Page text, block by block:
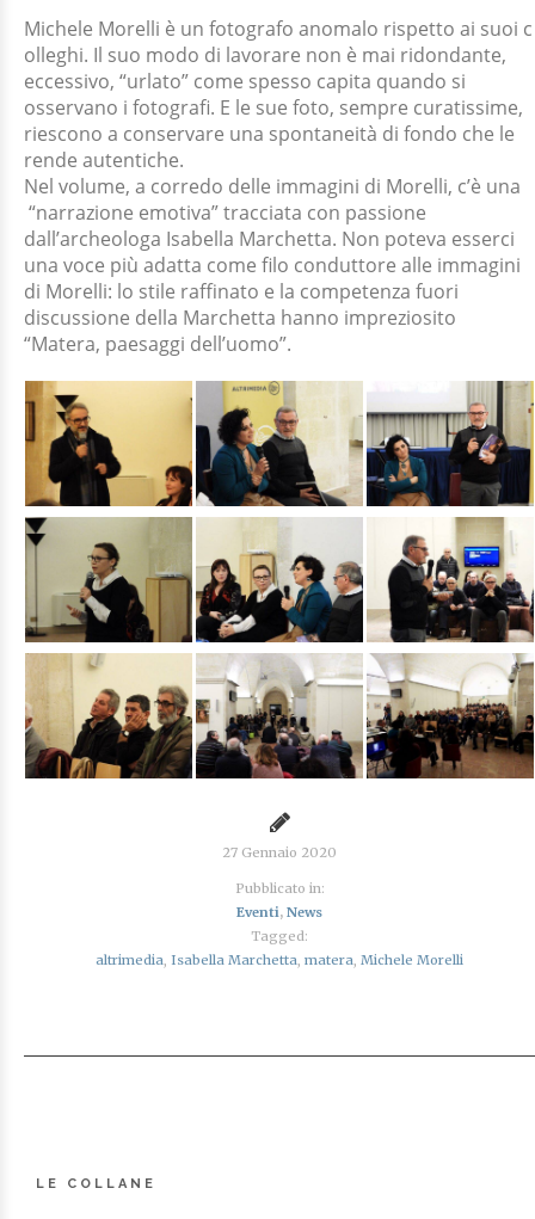
Michele Morelli è un fotografo anomalo rispetto ai suoi c
olleghi. Il suo modo di lavorare non è mai ridondante,
eccessivo, “urlato” come spesso capita quando si
osservano i fotografi. E le sue foto, sempre curatissime,
riescono a conservare una spontaneità di fondo che le
rende autentiche.
Nel volume, a corredo delle immagini di Morelli, c’è una
“narrazione emotiva” tracciata con passione
dall’archeologa Isabella Marchetta. Non poteva esserci
una voce più adatta come filo conduttore alle immagini
di Morelli: lo stile raffinato e la competenza fuori
discussione della Marchetta hanno impreziosito
“Matera, paesaggi dell’uomo”.
27 Gennaio 2020
Pubblicato in:
Eventi, News
Tagged:
altrimedia, Isabella Marchetta, matera, Michele Morelli
LE COLLANE